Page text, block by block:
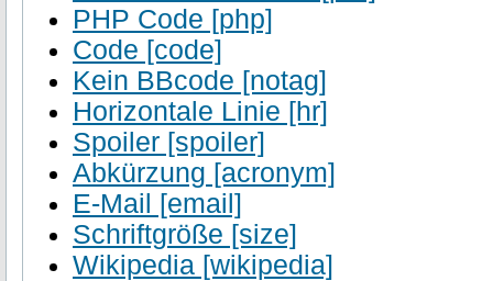
PHP Code [php]
Code [code]
Kein BBcode [notag]
Horizontale Linie [hr]
Spoiler [spoiler]
Abkürzung [acronym]
E-Mail [email]
Schriftgröße [size]
Wikipedia [wikipedia]